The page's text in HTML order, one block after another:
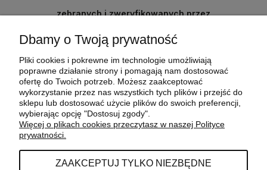
zebranych i zweryfikowanych przez
POMOC
MOJE KONTO
Dbamy o Twoją prywatność
Pliki cookies i pokrewne im technologie umożliwiają
poprawne działanie strony i pomagają nam dostosować
ofertę do Twoich potrzeb. Możesz zaakceptować
wykorzystanie przez nas wszystkich tych plików i przejść do
sklepu lub dostosować użycie plików do swoich preferencji,
wybierając opcję "Dostosuj zgody".
Więcej o plikach cookies przeczytasz w naszej Polityce
prywatności.
ZAAKCEPTUJ TYLKO NIEZBĘDNE